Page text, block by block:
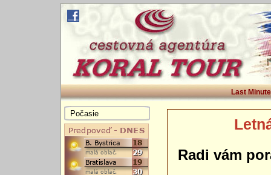
Last Minute
Radi vám
Počasie